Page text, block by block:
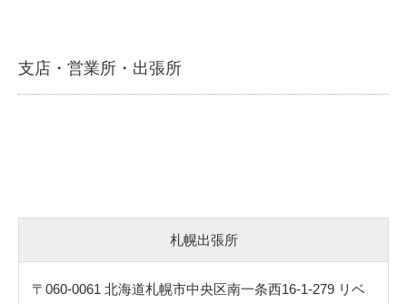
支店・営業所・出張所
札幌出張所
〒060-0061 北海道札幌市中央区南一条西16-1-279 リベ